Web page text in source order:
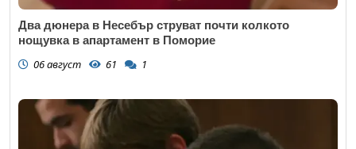
Два дюнера в Несебър струват почти колкото
нощувка в апартамент в Поморие
06 август 61 1